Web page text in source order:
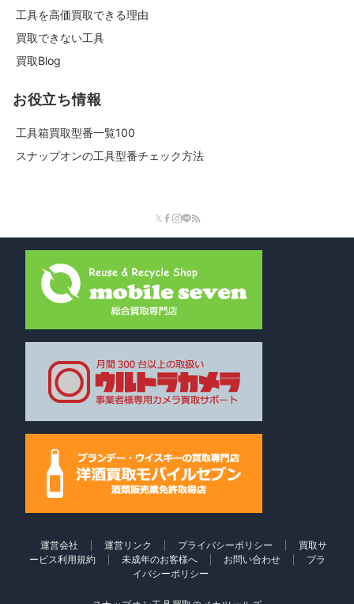
工具を高価買取できる理由
買取できない工具
買取Blog
お役立ち情報
工具箱買取型番一覧100
スナップオンの工具型番チェック方法
運営会社 運営リンク プライバシーポリシー
買取サ
ービス利用規約
未成年のお客様へ お問い合わせ
プラ
イバシーポリシー